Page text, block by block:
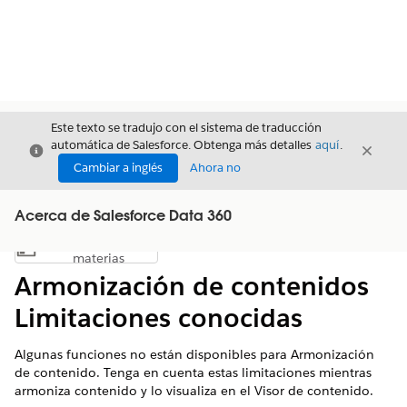
Cerrar
Este texto se tradujo con el sistema de traducción
automática de Salesforce. Obtenga más detalles aquí.
Cambiar a inglés
Ahora no
Cerrar
Acerca de Salesforce Data 360
Mostrar índice de materias
materias
Armonización de contenidos
Limitaciones conocidas
Algunas funciones no están disponibles para Armonización
de contenido. Tenga en cuenta estas limitaciones mientras
armoniza contenido y lo visualiza en el Visor de contenido.